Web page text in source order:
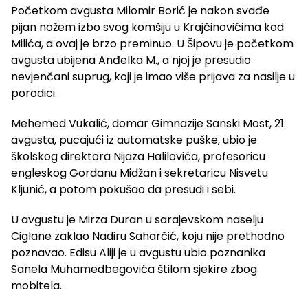
Početkom avgusta Milomir Borić je nakon svađe
pijan nožem izbo svog komšiju u Krajčinovićima kod
Milića, a ovaj je brzo preminuo. U Šipovu je početkom
avgusta ubijena Anđelka M., a njoj je presudio
nevjenčani suprug, koji je imao više prijava za nasilje u
porodici.
Mehemed Vukalić, domar Gimnazije Sanski Most, 21.
avgusta, pucajući iz automatske puške, ubio je
školskog direktora Nijaza Halilovića, profesoricu
engleskog Gordanu Midžan i sekretaricu Nisvetu
Kljunić, a potom pokušao da presudi i sebi.
U avgustu je Mirza Duran u sarajevskom naselju
Ciglane zaklao Nadiru Saharčić, koju nije prethodno
poznavao. Edisu Aliji je u avgustu ubio poznanika
Sanela Muhamedbegovića štilom sjekire zbog
mobitela.